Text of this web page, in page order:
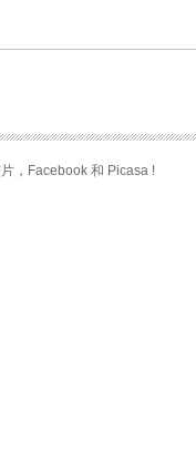
，Facebook 和 Picasa !